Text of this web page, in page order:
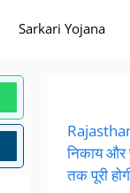
Sarkari Yojana
निकाय
तक पूरी